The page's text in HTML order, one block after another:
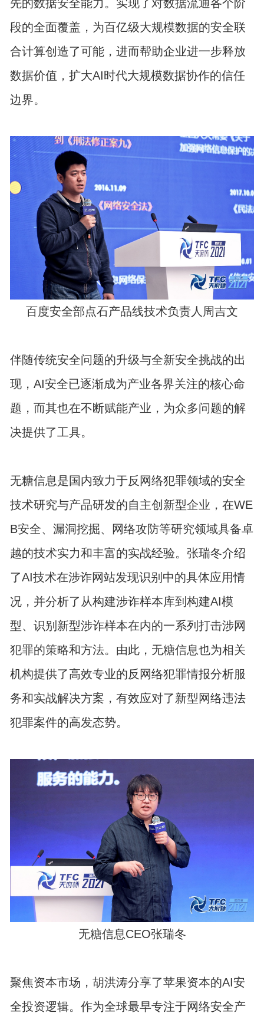
先的数据安全能力。实现了对数据流通各个阶
段的全面覆盖，为百亿级大规模数据的安全联
合计算创造了可能，进而帮助企业进一步释放
数据价值，扩大AI时代大规模数据协作的信任
边界。
百度安全部点石产品线技术负责人周吉文
伴随传统安全问题的升级与全新安全挑战的出
现，AI安全已逐渐成为产业各界关注的核心命
题，而其也在不断赋能产业，为众多问题的解
决提供了工具。
无糖信息是国内致力于反网络犯罪领域的安全
技术研究与产品研发的自主创新型企业，在WE
B安全、漏洞挖掘、网络攻防等研究领域具备卓
越的技术实力和丰富的实战经验。张瑞冬介绍
了AI技术在涉诈网站发现识别中的具体应用情
况，并分析了从构建涉诈样本库到构建AI模
型、识别新型涉诈样本在内的一系列打击涉网
犯罪的策略和方法。由此，无糖信息也为相关
机构提供了高效专业的反网络犯罪情报分析服
务和实战解决方案，有效应对了新型网络违法
犯罪案件的高发态势。
无糖信息CEO张瑞冬
聚焦资本市场，胡洪涛分享了苹果资本的AI安
全投资逻辑。作为全球最早专注于网络安全产